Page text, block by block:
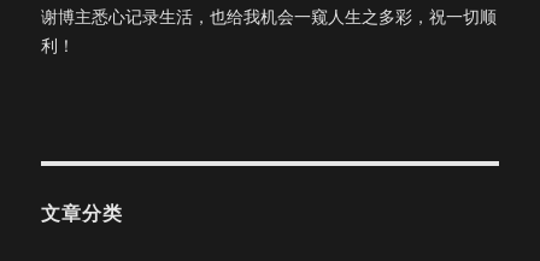
谢博主悉心记录生活，也给我机会一窥人生之多彩，祝一切顺
利！
文章分类